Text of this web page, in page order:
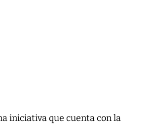
iniciativa que cuenta con la